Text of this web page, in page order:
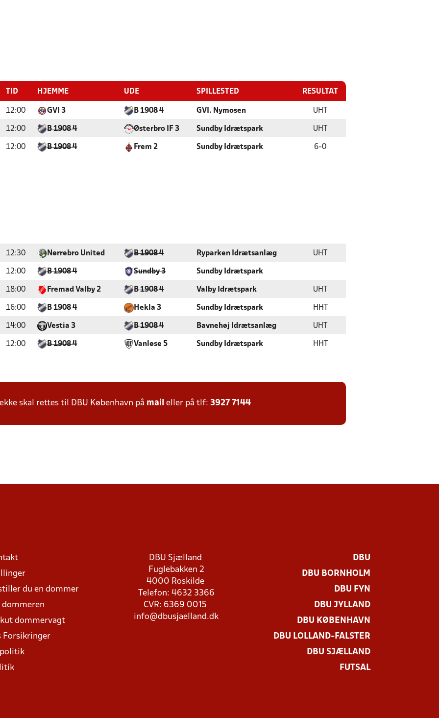
TID HJEMME UDE SPILLESTED RESULTAT
12:00 GVI 3 B 1908 4 GVI. Nymosen UHT
12:00 B 1908 4 Østerbro IF 3 Sundby Idrætspark UHT
12:00 B 1908 4 Frem 2 Sundby Idrætspark 6-0
12:30 Nørrebro United B 1908 4 Ryparken Idrætsanlæg UHT
12:00 B 1908 4 Sundby 3 Sundby Idrætspark
18:00 Fremad Valby 2 B 1908 4 Valby Idrætspark UHT
16:00 B 1908 4 Hekla 3 Sundby Idrætspark HHT
14:00 Vestia 3 B 1908 4 Bavnehøj Idrætsanlæg UHT
12:00 B 1908 4 Vanløse 5 Sundby Idrætspark HHT
skal rettes til DBU København på mail eller på tlf: 3927 7144
du en dommer
dommeren
dommervagt
Forsikringer
DBU Sjælland
Fuglebakken 2
4000 Roskilde
Telefon: 4632 3366
CVR: 6369 0015
info@dbusjaelland.dk
DBU
DBU BORNHOLM
DBU FYN
DBU JYLLAND
DBU KØBENHAVN
DBU LOLLAND-FALSTER
DBU SJÆLLAND
FUTSAL